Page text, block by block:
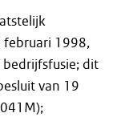
februari 1998,
dit
van 19